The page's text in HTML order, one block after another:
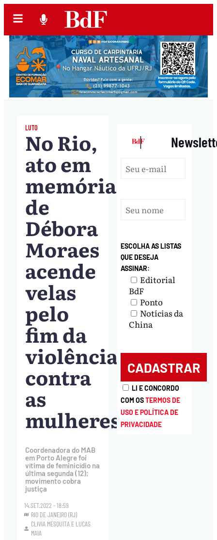
LUTO
No Rio,
ato em
memória
de
Débora
Moraes
acende
velas
pelo
fim da
violência
contra
as
mulheres
Coordenadora do MAB
em Porto Alegre foi
vítima de feminicídio na
última segunda (12);
movimento cobra
justiça
14.SET.2022 - 18:59
RIO DE JANEIRO (RJ)
CLIVIA MESQUITA E LUCAS
MAIA
|
ESCOLHA AS LISTAS
QUE DESEJA
ASSINAR:
Editorial
BdF
Ponto
Notícias da
China
LI E CONCORDO
COM OSTERMOS DE
USO E POLÍTICA DE
PRIVACIDADE